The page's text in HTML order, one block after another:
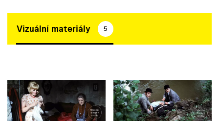
Vizuální materiály 5